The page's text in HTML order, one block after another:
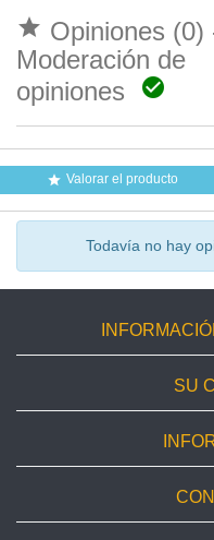
 Opiniones (0)
Moderación de
opiniones

 Valorar el producto
Todavía no hay
SU